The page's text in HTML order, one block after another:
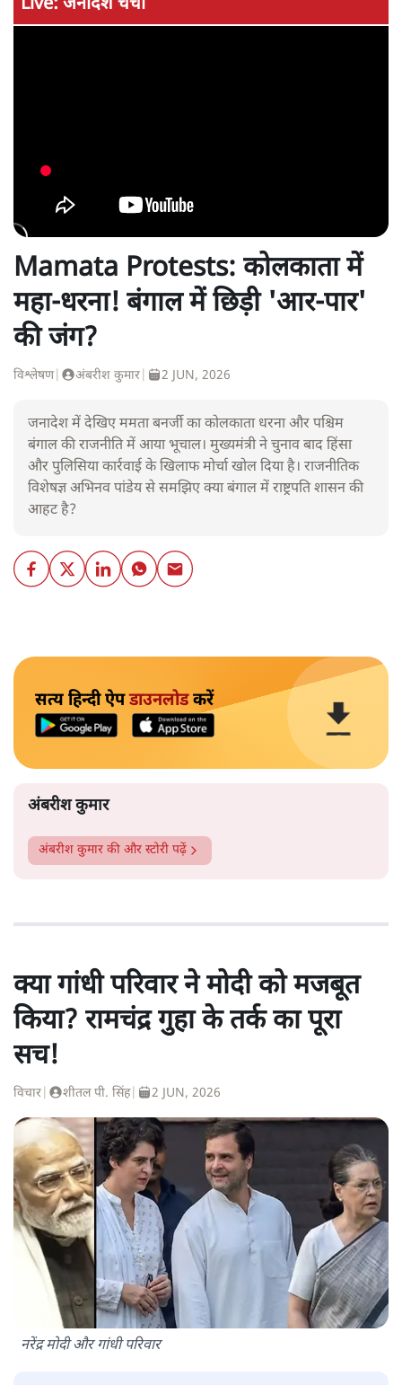
Live: जनादेश चर्चा
Mamata Protests: कोलकाता में
महा-धरना! बंगाल में छिड़ी 'आर-पार'
की जंग?
विश्लेषण| अंबरीश कुमार 2 JUN, 2026
जनादेश में देखिए ममता बनर्जी का कोलकाता धरना और पश्चिम
बंगाल की राजनीति में आया भूचाल। मुख्यमंत्री ने चुनाव बाद हिंसा
और पुलिसिया कार्रवाई के खिलाफ मोर्चा खोल दिया है। राजनीतिक
विशेषज्ञ अभिनव पांडेय से समझिए क्या बंगाल में राष्ट्रपति शासन की
आहट है?
सत्य हिन्दी ऐपडाउनलोडकरें
अंबरीश कुमार
अंबरीश कुमार की और स्टोरी पढ़ें
क्या गांधी परिवार ने मोदी को मजबूत
किया? रामचंद्र गुहा के तर्क का पूरा
सच!
विचार शीतल पी. सिंह| 2 JUN, 2026
नरेंद्र मोदी और गांधी परिवार